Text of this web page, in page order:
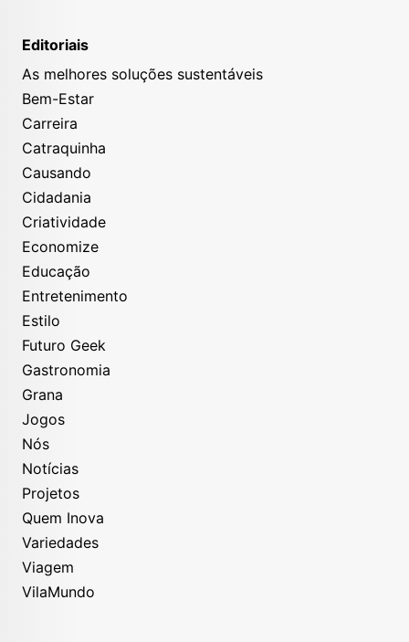
Editoriais
As melhores soluções sustentáveis
Bem-Estar
Carreira
Catraquinha
Causando
Cidadania
Criatividade
Economize
Educação
Entretenimento
Estilo
Futuro Geek
Gastronomia
Grana
Jogos
Nós
Notícias
Projetos
Quem Inova
Variedades
Viagem
VilaMundo